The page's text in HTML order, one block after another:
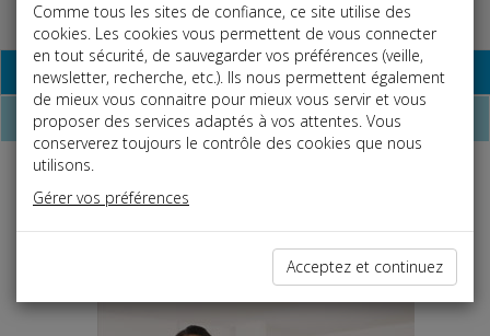
Base documentaire
Nos atouts
Nos domaines d'expertise
Comme tous les sites de confiance, ce site utilise des
cookies. Les cookies vous permettent de vous connecter
en tout sécurité, de sauvegarder vos préférences (veille,
newsletter, recherche, etc.). Ils nous permettent également
de mieux vous connaitre pour mieux vous servir et vous
proposer des services adaptés à vos attentes. Vous
conserverez toujours le contrôle des cookies que nous
utilisons.
Gérer vos préférences
Acceptez et continuez